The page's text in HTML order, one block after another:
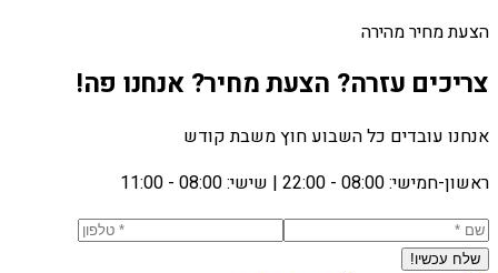
הצעת מחיר מהירה
צריכים עזרה? הצעת מחיר? אנחנו פה!
אנחנו עובדים כל השבוע חוץ משבת קודש
ראשון-חמישי: 08:00 - 22:00
| שישי: 08:00 - 11:00
שלח עכשיו!